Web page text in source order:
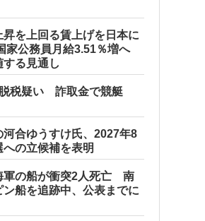
を上回る賃上げを日本に
家公務員月給3.51％増へ
る見通し
税疑い 詐取金で競艇
合ゆうすけ氏、2027年8
の立候補を表明
軍の船が衝突2人死亡 南
船を追跡中、公表までに